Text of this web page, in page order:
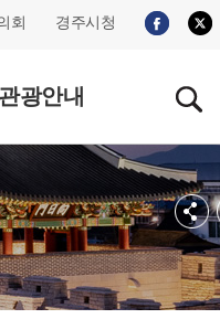
회 경주시청
관광안내